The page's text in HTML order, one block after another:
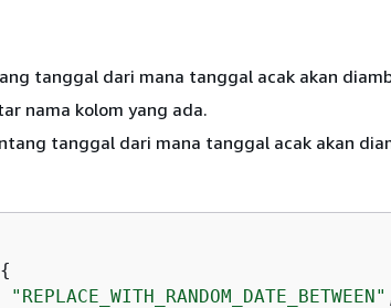
tanggal dari mana tanggal acak akan
nama kolom yang ada.
tanggal dari mana tanggal acak akan
{
"REPLACE_WITH_RANDOM_DATE_BETWEEN"